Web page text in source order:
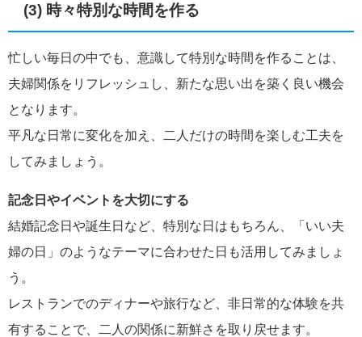
(3) 時々特別な時間を作る
忙しい毎日の中でも、意識して特別な時間を作ることは、
夫婦関係をリフレッシュし、新たな思い出を築く良い機会
となります。
平凡な日常に変化を加え、二人だけの時間を楽しむ工夫を
してみましょう。
記念日やイベントを大切にする
結婚記念日や誕生日など、特別な日はもちろん、「いい夫
婦の日」のようなテーマに合わせた日も活用してみましょ
う。
レストランでのディナーや旅行など、非日常的な体験を共
有することで、二人の関係に新鮮さを取り戻せます。